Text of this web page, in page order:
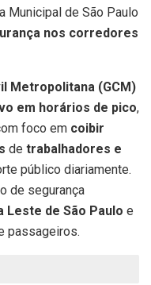
Municipal de São Paulo
nos corredores
Metropolitana (GCM)
em horários de pico,
foco em coibir
de trabalhadores e
público diariamente.
de segurança
Leste de São Paulo e
passageiros.